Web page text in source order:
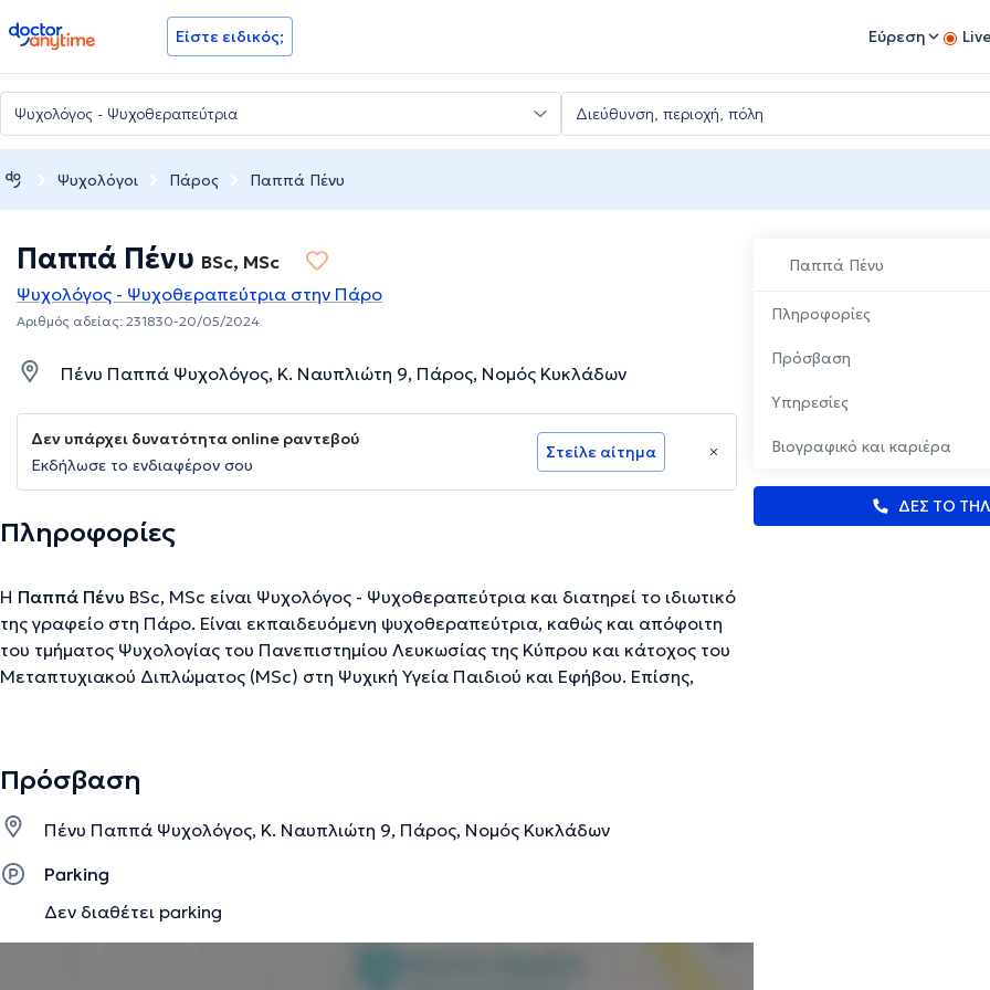
doctoranytime Είστε ειδικός; Εύρεση
Ψυχολόγοι Πάρος Παππά Πένυ
Παππά Πένυ
Πληροφορίες
Πρόσβαση
Υπηρεσίες
Βιογραφικό και καριέρα
ΔΕΣ ΤΟ
Παππά Πένυ BSc, MSc
Ψυχολόγος - Ψυχοθεραπεύτρια στην Πάρο
Αριθμός αδείας: 231830-20/05/2024
Πένυ Παππά Ψυχολόγος, Κ. Ναυπλιώτη 9, Πάρος, Νομός Κυκλάδων
Δεν υπάρχει δυνατότητα online ραντεβού
Εκδήλωσε το ενδιαφέρον σου
Στείλε αίτημα
Πληροφορίες
Η Παππά Πένυ BSc, MSc είναι Ψυχολόγος - Ψυχοθεραπεύτρια και διατηρεί το ιδιωτικό
της γραφείο στη Πάρο. Είναι εκπαιδευόμενη ψυχοθεραπεύτρια, καθώς και απόφοιτη
του τμήματος Ψυχολογίας του Πανεπιστημίου Λευκωσίας της Κύπρου και κάτοχος του
Μεταπτυχιακού Διπλώματος (MSc) στη Ψυχική Υγεία Παιδιού και Εφήβου. Επίσης,
σύνδρομο Down, αυτισμό και μαθησιακές δυσκολίες. Έπειτα, εργάστηκε στο Λονδίνο σε
ενήλικες. Βασικός επαγγελματικός στόχος της είναι η δημιουργία μιας ισχυρής
θεραπευτικής σχέσης, σχέση εμπιστοσύνης και ασφάλειας.
Πρόσβαση
Πένυ Παππά Ψυχολόγος, Κ. Ναυπλιώτη 9, Πάρος, Νομός Κυκλάδων
Parking
Δεν διαθέτει parking